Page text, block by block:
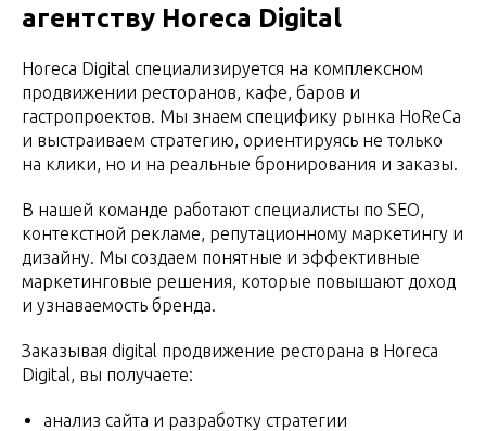
агентству Horeca Digital
Horeca Digital специализируется на комплексном
продвижении ресторанов, кафе, баров и
гастропроектов. Мы знаем специфику рынка HoReCa
и выстраиваем стратегию, ориентируясь не только
на клики, но и на реальные бронирования и заказы.
В нашей команде работают специалисты по SEO,
контекстной рекламе, репутационному маркетингу и
дизайну. Мы создаем понятные и эффективные
маркетинговые решения, которые повышают доход
и узнаваемость бренда.
Заказывая digital продвижение ресторана в Horeca
Digital, вы получаете:
анализ сайта и разработку стратегии